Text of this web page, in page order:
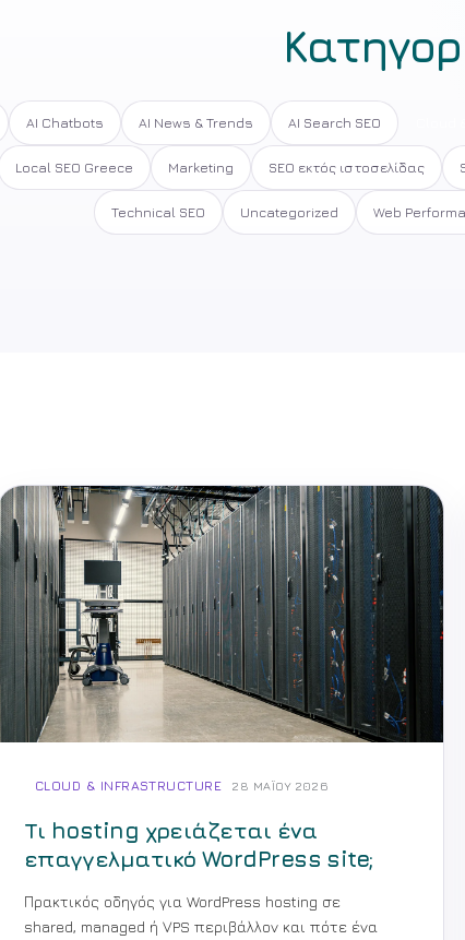
AI Chatbots AI News & Trends AI Search SEO
Local SEO Greece Marketing SEO εκτός ιστοσελίδας
Technical SEO Uncategorized Web
CLOUD & INFRASTRUCTURE 28 ΜΑΪ́ΟΥ 2026
Τι hosting χρειάζεται ένα
επαγγελματικό WordPress site;
Πρακτικός οδηγός για WordPress hosting σε
shared, managed ή VPS περιβάλλον και πότε ένα